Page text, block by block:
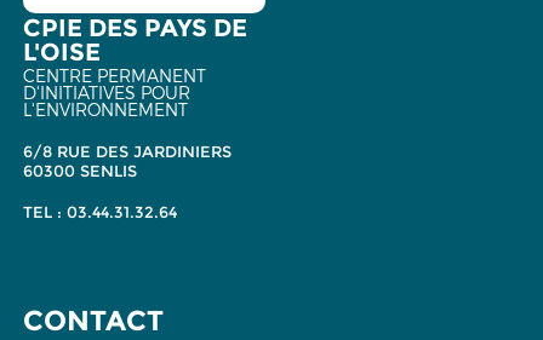
CPIE DES PAYS DE
L'OISE
CENTRE PERMANENT
D'INITIATIVES POUR
L'ENVIRONNEMENT
6/8 RUE DES JARDINIERS
60300 SENLIS
TEL : 03.44.31.32.64
CONTACT